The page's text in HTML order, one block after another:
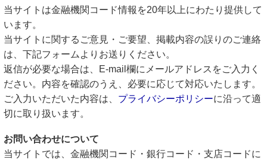
当サイトは金融機関コード情報を20年以上にわたり提供して
います。
当サイトに関するご意見・ご要望、掲載内容の誤りのご連絡
は、下記フォームよりお送りください。
返信が必要な場合は、E-mail欄にメールアドレスをご入力く
ださい。内容を確認のうえ、必要に応じて対応いたします。
ご入力いただいた内容は、 プライバシーポリシーに沿って適
切に取り扱います。
お問い合わせについて
当サイトでは、金融機関コード・銀行コード・支店コードに